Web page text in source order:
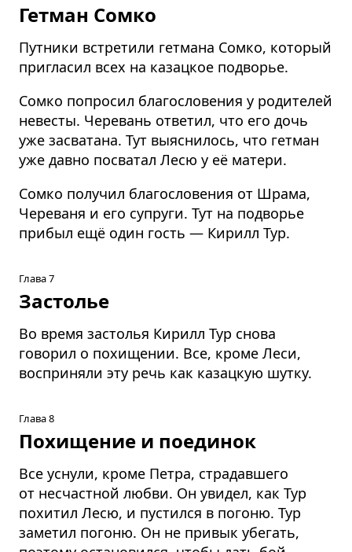
Гетман Сомко
Путники встретили гетмана Сомко, который
пригласил всех на казацкое подворье.
Сомко попросил благословения у родителей
невесты. Черевань ответил, что его дочь
уже засватана. Тут выяснилось, что гетман
уже давно посватал Лесю у её матери.
Сомко получил благословения от Шрама,
Череваня и его супруги. Тут на подворье
прибыл ещё один гость — Кирилл Тур.
Глава 7
Застолье
Во время застолья Кирилл Тур снова
говорил о похищении. Все, кроме Леси,
восприняли эту речь как казацкую шутку.
Глава 8
Похищение и поединок
Все уснули, кроме Петра, страдавшего
от несчастной любви. Он увидел, как Тур
похитил Лесю, и пустился в погоню. Тур
заметил погоню. Он не привык убегать,